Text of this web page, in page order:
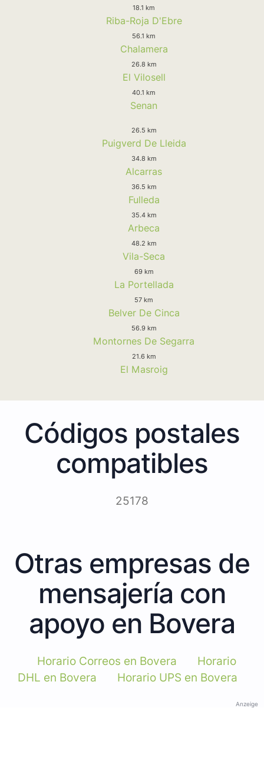
18.1 km
Riba-Roja D'Ebre
56.1 km
Chalamera
26.8 km
El Vilosell
40.1 km
Senan
26.5 km
Puigverd De Lleida
34.8 km
Alcarras
36.5 km
Fulleda
35.4 km
Arbeca
48.2 km
Vila-Seca
69 km
La Portellada
57 km
Belver De Cinca
56.9 km
Montornes De Segarra
21.6 km
El Masroig
Códigos postales
compatibles
25178
Otras empresas de
mensajería con
apoyo en Bovera
Horario Correos en Bovera
Horario
DHL en Bovera
Horario UPS en Bovera
Anzeige